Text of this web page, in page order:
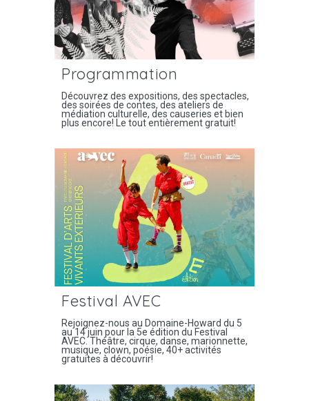
Programmation
Découvrez des expositions, des spectacles,
des soirées de contes, des ateliers de
médiation culturelle, des causeries et bien
plus encore! Le tout entièrement gratuit!
Festival AVEC
Rejoignez-nous au Domaine-Howard du 5
au 14 juin pour la 5e édition du Festival
AVEC. Théâtre, cirque, danse, marionnette,
musique, clown, poésie, 40+ activités
gratuites à découvrir!